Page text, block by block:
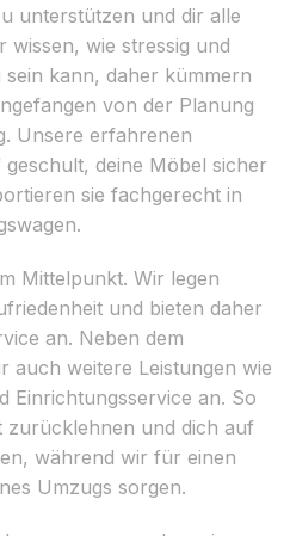
unterstützen und dir alle
wissen, wie stressig und
kann, daher kümmern
von der Planung
Unsere erfahrenen
deine Möbel sicher
sie fachgerecht in
Mittelpunkt. Wir legen
und bieten daher
an. Neben dem
auch weitere Leistungen wie
Einrichtungsservice an. So
zurücklehnen und dich auf
während wir für einen
Umzugs sorgen.